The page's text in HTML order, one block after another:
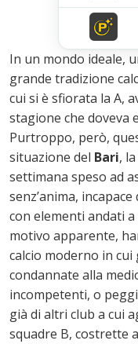
In un mondo ideale,
grande tradizione
cui si è sfiorata la A,
stagione che doveva
Purtroppo, però,
situazione del Bari,
settimana speso ad
senz’anima,
con elementi andati
motivo apparente,
calcio moderno in
condannate alla
incompetenti, o
già di altri club a cui
squadre B, costrette